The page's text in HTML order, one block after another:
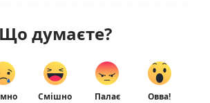
Що думаєте?
Смішно Палає Овва!